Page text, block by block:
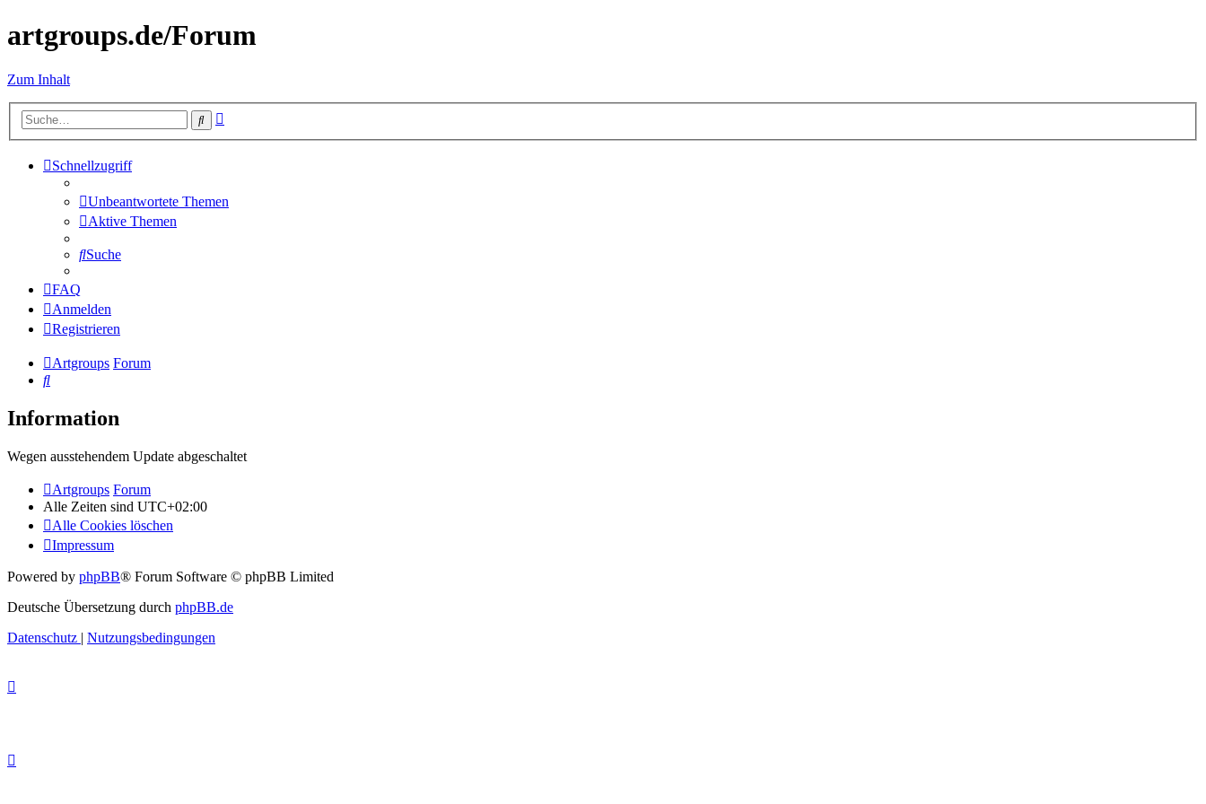
artgroups.de/Forum
Zum Inhalt
Suche
Schnellzugriff
Unbeantwortete Themen
Aktive Themen
Suche
FAQ
Anmelden
Registrieren
Artgroups Forum
Suche
Information
Wegen ausstehendem Update abgeschaltet
Artgroups Forum
Alle Zeiten sind UTC+02:00
Alle Cookies löschen
Impressum
Powered by phpBB® Forum Software © phpBB Limited
Deutsche Übersetzung durch phpBB.de
Datenschutz | Nutzungsbedingungen